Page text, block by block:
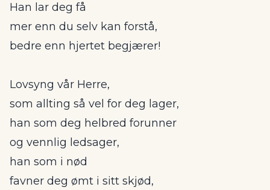
Han lar deg få
mer enn du selv kan forstå,
bedre enn hjertet begjærer!
Lovsyng vår Herre,
som allting så vel for deg lager,
han som deg helbred forunner
og vennlig ledsager,
han som i nød
favner deg ømt i sitt skjød,